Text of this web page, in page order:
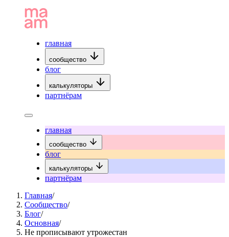
главная
сообщество
блог
калькуляторы
партнёрам
главная
сообщество
блог
калькуляторы
партнёрам
Главная/
Сообщество/
Блог/
Основная/
Не прописывают утрожестан